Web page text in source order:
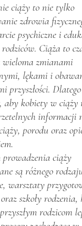
ciąży to nie tylko
zdrowia
psychiczne i
rodziców. Ciąża to
wieloma zmianami
lękami i
przyszłości.
aby kobiety w ciąży
informacji
porodu oraz
ciąży
są różnego
warsztaty
szkoły rodzenia,
rodzicom